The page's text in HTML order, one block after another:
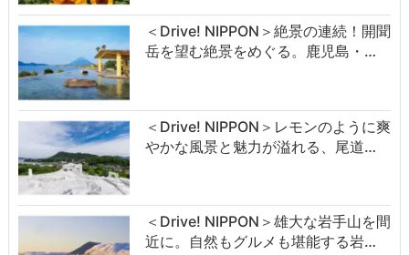
＜Drive! NIPPON＞絶景の連続！開聞
岳を望む絶景をめぐる。鹿児島・…
＜Drive! NIPPON＞レモンのように爽
やかな風景と魅力が溢れる、尾道…
＜Drive! NIPPON＞雄大な岩手山を間
近に。自然もグルメも堪能する岩…